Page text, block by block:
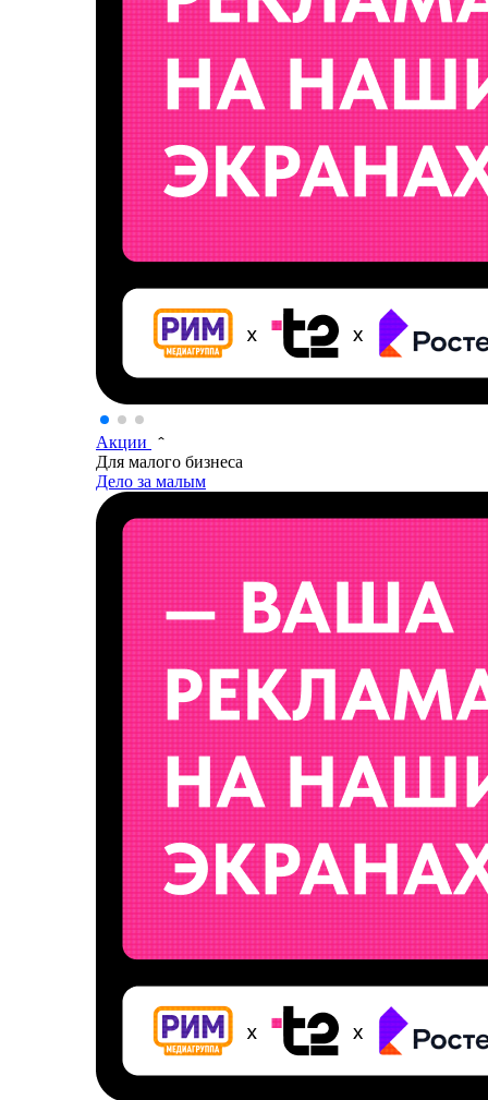
Акции
Для малого бизнеса
Дело за малым